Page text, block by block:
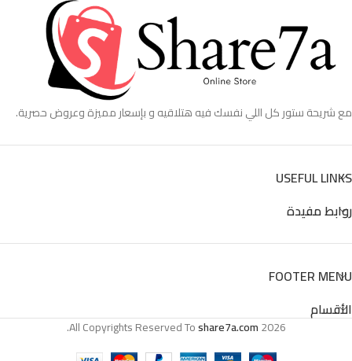
مع شريحة ستور كل اللي نفسك فيه هتلاقيه و بإسعار مميزة وعروض حصرية.
USEFUL LINKS
روابط مفيدة
FOOTER MENU
الأقسام
All Copyrights Reserved Toshare7a.com2026.